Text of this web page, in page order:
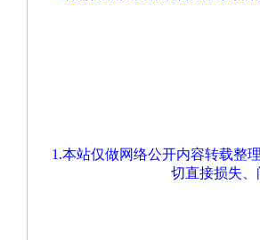
1.本站仅做网络公开内容转载整
切直接损失、